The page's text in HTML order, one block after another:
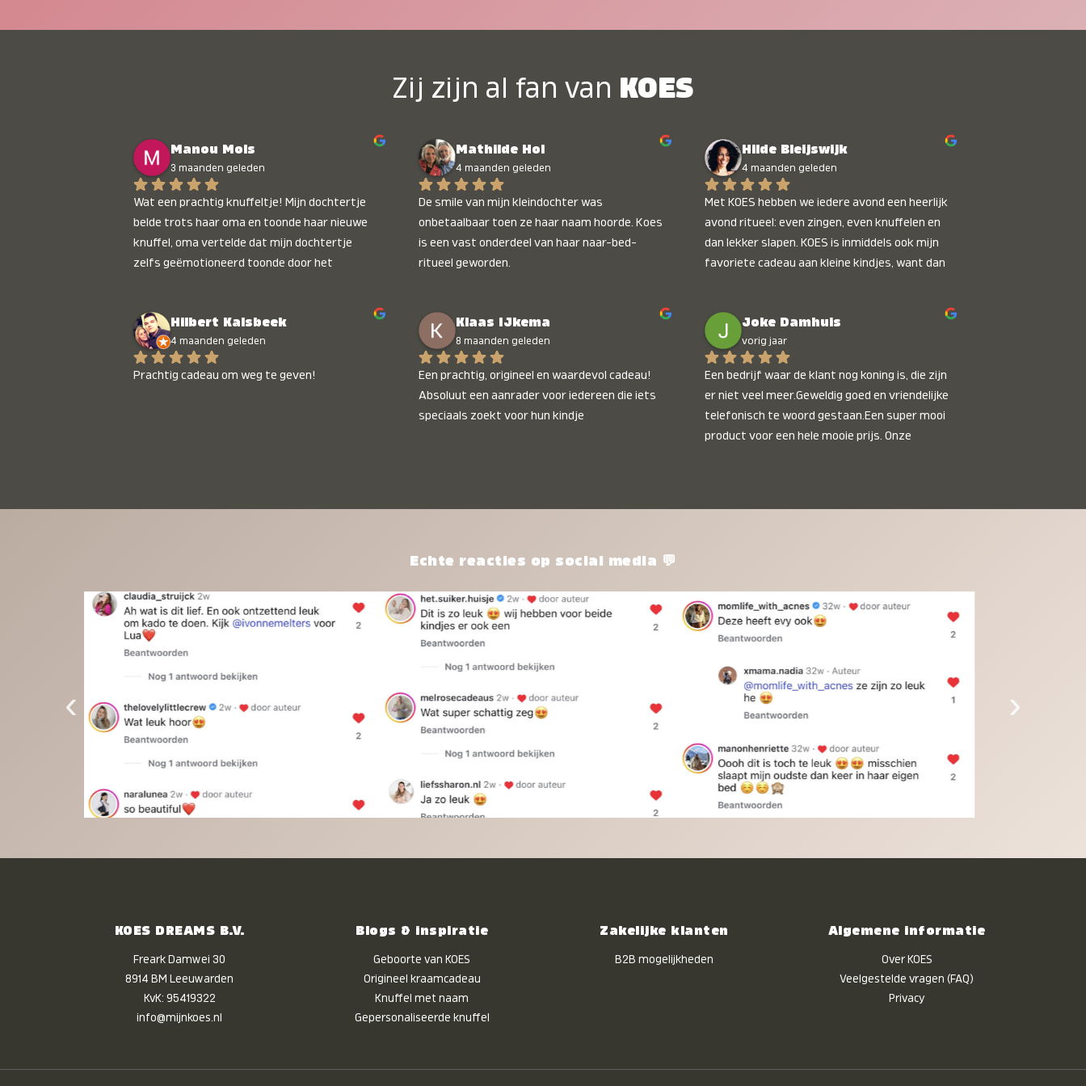
Zij zijn al fan van KOES
Manou Mols
3 maanden geleden
Wat een prachtig knuffeltje! Mijn dochtertje
belde trots haar oma en toonde haar nieuwe
knuffel, oma vertelde dat mijn dochtertje
zelfs geëmotioneerd toonde door het
Mathilde Hol
4 maanden geleden
De smile van mijn kleindochter was
onbetaalbaar toen ze haar naam hoorde. Koes
is een vast onderdeel van haar naar-bed-
ritueel geworden.
Hilde Bleijswijk
4 maanden geleden
Met KOES hebben we iedere avond een heerlijk
avond ritueel: even zingen, even knuffelen en
dan lekker slapen. KOES is inmiddels ook mijn
favoriete cadeau aan kleine kindjes, want dan
onbetaalbaar :)
Hilbert Kalsbeek
4 maanden geleden
Prachtig cadeau om weg te geven!
Klaas IJkema
8 maanden geleden
Een prachtig, origineel en waardevol cadeau!
Absoluut een aanrader voor iedereen die iets
speciaals zoekt voor hun kindje
Joke Damhuis
vorig jaar
Een bedrijf waar de klant nog koning is, die zijn
er niet veel meer.Geweldig goed en vriendelijke
telefonisch te woord gestaan.Een super mooi
product voor een hele mooie prijs. Onze
Echte reacties op social media 💬
‹ ›
KOES DREAMS B.V.
Freark Damwei 30
8914 BM Leeuwarden
KvK: 95419322
info@mijnkoes.nl
Blogs & inspiratie
Geboorte van KOES
Origineel kraamcadeau
Knuffel met naam
Gepersonaliseerde knuffel
Zakelijke klanten
B2B mogelijkheden
Algemene informatie
Over KOES
Veelgestelde vragen (FAQ)
Privacy